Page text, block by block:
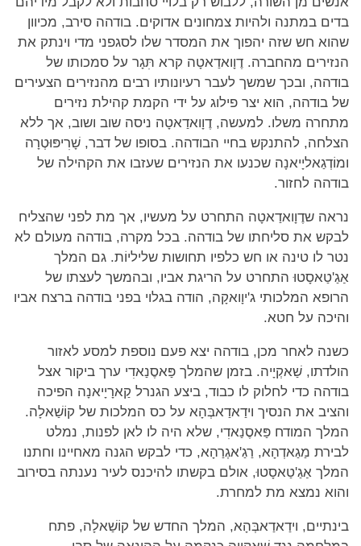
בדים במתנה ולהיות צמחונים אדוקים. בודהה סירב, מכיוון
שהוא חש שזה יהפוך את המסדר שלו לסגפני מדי וינתק את
הנזירים מהחברה. דֶוָואדַאטָה קרא תִּגָר על סמכותו של
בודהה, ובכך שמשך לעבר רעיונותיו רבים מהנזירים הצעירים
של בודהה, הוא יצר פילוג על ידי הקמת קהילת נזירים
מתחרה משלו. למעשה, דֶוָואדַאטָה ניסה שוב ושוב, אך ללא
הצלחה, להתנקש בחיי הבודהה. בסופו של דבר, שָׁרִיפּוּטְרָה
ומוֹדְגַאליָיאנָה שכנעו את הנזירים שעזבו את הקהילה של
בודהה לחזור.
נראה שדֶוָואדַאטָה התחרט על מעשיו, אך מת לפני שהצליח
לבקש את סליחתו של בודהה. בכל מקרה, בודהה מעולם לא
נטר לו טינה או חש כלפיו תחושות שליליוֹת. גם המלך
אַגַ'טַאסָטוּ התחרט על הריגת אביו, ובהמשך לעצתו של
הרופא המלכותי ג'יוָואקָה, הודה בגלוי בפני בודהה ברצח אביו
והיכה על חטא.
כשנה לאחר מכן, בודהה יצא פעם נוספת למסע לאזור
הולדתו, שַׁאקְיָיה. בזמן שהמלך פַּאסֶנַאדִי ערך ביקור אצל
בודהה כדי לחלוק לו כבוד, ביצע הגנרל קַארָיָיאנָה הפיכה
והציב את הנסיך וידַאדַאבְּהָא על כס המלכות של קוֹשַׁאלָה.
המלך המודח פַּאסֶנַאדִי, שלא היה לו לאן לפנות, נמלט
לבירת מַגַאדְהָא, רַגַ'אגְרַהָא, כדי לבקש הגנה מאחיינו וחתנו
המלך אַגַ'טַאסָטוּ, אולם בקשתו להיכנס לעיר נענתה בסירוב
והוא נמצא מת למחרת.
בינתיים, וידַאדַאבְּהָא, המלך החדש של קוֹשַׁאלָה, פתח